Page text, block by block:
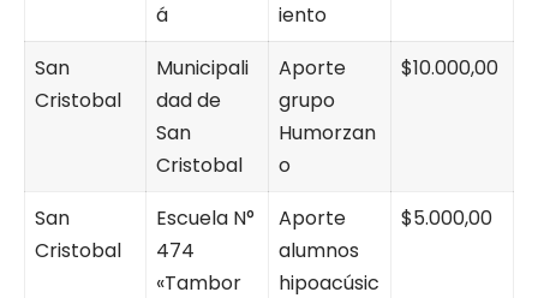
á
iento
San
Cristobal
Municipali
dad de
San
Cristobal
Aporte
grupo
Humorzan
o
$10.000,00
San
Cristobal
Escuela N°
474
«Tambor
Aporte
alumnos
hipoacúsic
$5.000,00